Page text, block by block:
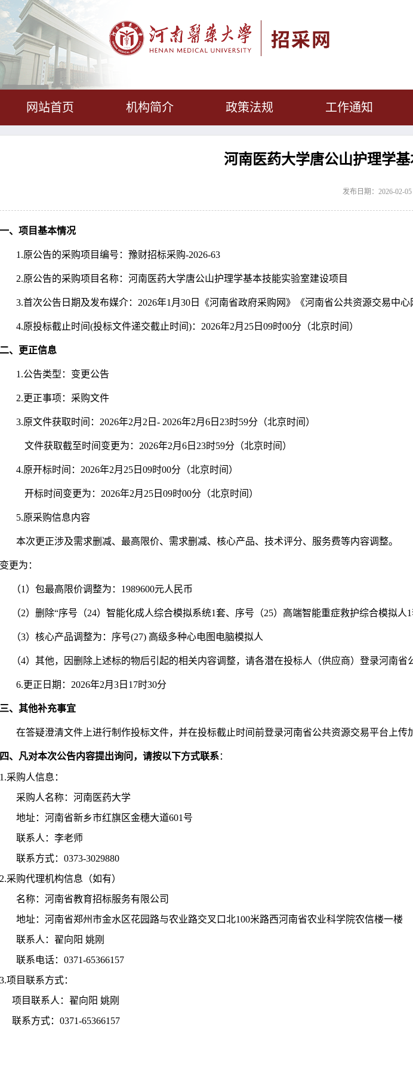
网站首页 机构简介 政策法规 工作通知
河南医药大学唐公山护理学
发布日期：2026-02-05
一、项目基本情况
1.原公告的采购项目编号：豫财招标采购-2026-63
2.原公告的采购项目名称：河南医药大学唐公山护理学基本技能实验室建设项目
3.首次公告日期及发布媒介：2026年1月30日《河南省政府采购网》《河南省公共资源交易中心
4.原投标截止时间(投标文件递交截止时间)：2026年2月25日09时00分（北京时间）
二、更正信息
1.公告类型：变更公告
2.更正事项：采购文件
3.原文件获取时间：2026年2月2日- 2026年2月6日23时59分（北京时间）
文件获取截至时间变更为：2026年2月6日23时59分（北京时间）
4.原开标时间：2026年2月25日09时00分（北京时间）
开标时间变更为：2026年2月25日09时00分（北京时间）
5.原采购信息内容
本次更正涉及需求删减、最高限价、需求删减、核心产品、技术评分、服务费等内容调整。
变更为：
（1）包最高限价调整为：1989600元人民币
（2）删除“序号（24）智能化成人综合模拟系统1套、序号（25）高端智能重症救护综合模拟人1
（3）核心产品调整为：序号(27) 高级多种心电图电脑模拟人
（4）其他，因删除上述标的物后引起的相关内容调整，请各潜在投标人（供应商）登录河南省
6.更正日期：2026年2月3日17时30分
三、其他补充事宜
在答疑澄清文件上进行制作投标文件，并在投标截止时间前登录河南省公共资源交易平台上
四、凡对本次公告内容提出询问，请按以下方式联系：
1.采购人信息：
采购人名称：河南医药大学
地址：河南省新乡市红旗区金穗大道601号
联系人：李老师
联系方式：0373-3029880
2.采购代理机构信息（如有）
名称：河南省教育招标服务有限公司
地址：河南省郑州市金水区花园路与农业路交叉口北100米路西河南省农业科学院农信楼一楼
联系人：翟向阳 姚刚
联系电话：0371-65366157
3.项目联系方式：
项目联系人：翟向阳 姚刚
联系方式：0371-65366157